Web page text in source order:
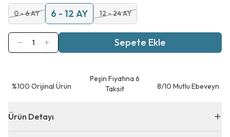
0 - 6 AY 6 - 12 AY 12 - 24 AY
1 Sepete Ekle
⁠%100 Orijinal Ürün
Peşin Fiyatına 6
Taksit
8/10 Mutlu Ebeveyn
Ürün Detayı